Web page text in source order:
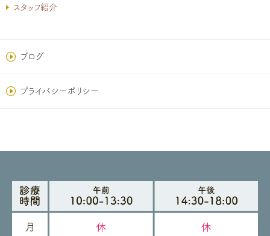
スタッフ紹介
ブログ
プライバシーポリシー